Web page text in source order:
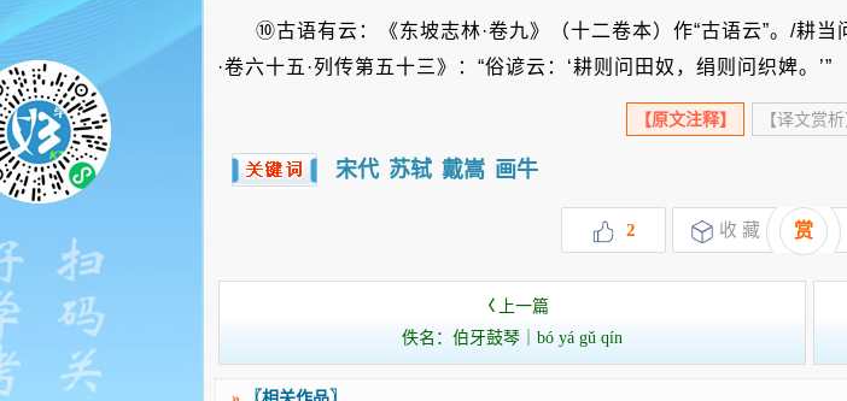
⑩古语有云：《东坡志林·卷九》（十二卷本）作“古语云”。/耕
·卷六十五·列传第五十三》：“俗谚云：‘耕则问田奴，绢则问织婢。’”
【原文注释】 【译文赏析
宋代 苏轼 戴嵩 画牛
2 收 藏 赏
〈
上一篇
佚名：伯牙鼓琴｜bó yá gǔ qín